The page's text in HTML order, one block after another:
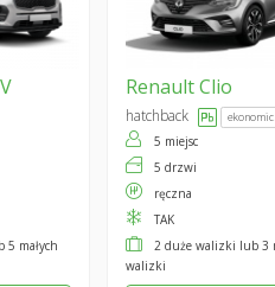
małych
RenaultClio
hatchback
5 miejsc
5 drzwi
ręczna
TAK
2 duże walizki lub 3
walizki